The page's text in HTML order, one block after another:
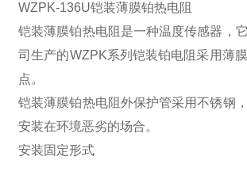
WZPK-136U铠装薄膜铂热电阻
铠装薄膜铂热电阻是一种温度传感器，
司生产的WZPK系列铠装铂电阻采用薄
点。
铠装薄膜铂热电阻外保护管采用不锈钢
安装在环境恶劣的场合。
安装固定形式